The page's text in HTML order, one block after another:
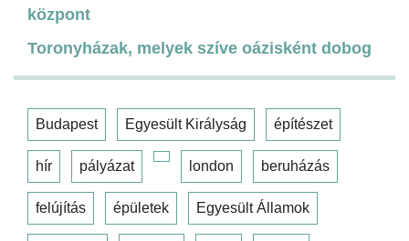
központ
Toronyházak, melyek szíve oázisként dobog
Budapest Egyesült Királyság építészet
hír pályázat london beruházás
felújítás épületek Egyesült Államok